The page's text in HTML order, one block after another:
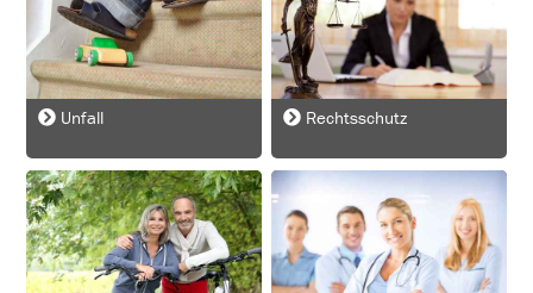
Unfall Rechtsschutz